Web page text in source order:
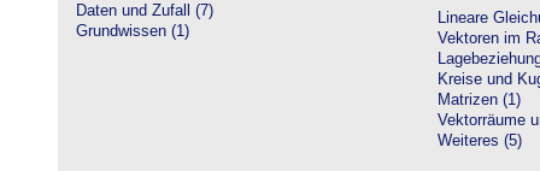
Daten und Zufall (7)
Grundwissen (1)
Lineare
Vektoren im
Kreise und
Matrizen (1)
Vektorräume
Weiteres (5)